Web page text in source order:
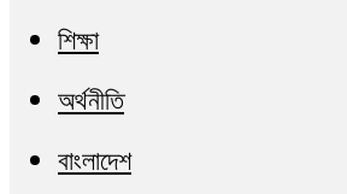
শিক্ষা
অর্থনীতি
বাংলাদেশ